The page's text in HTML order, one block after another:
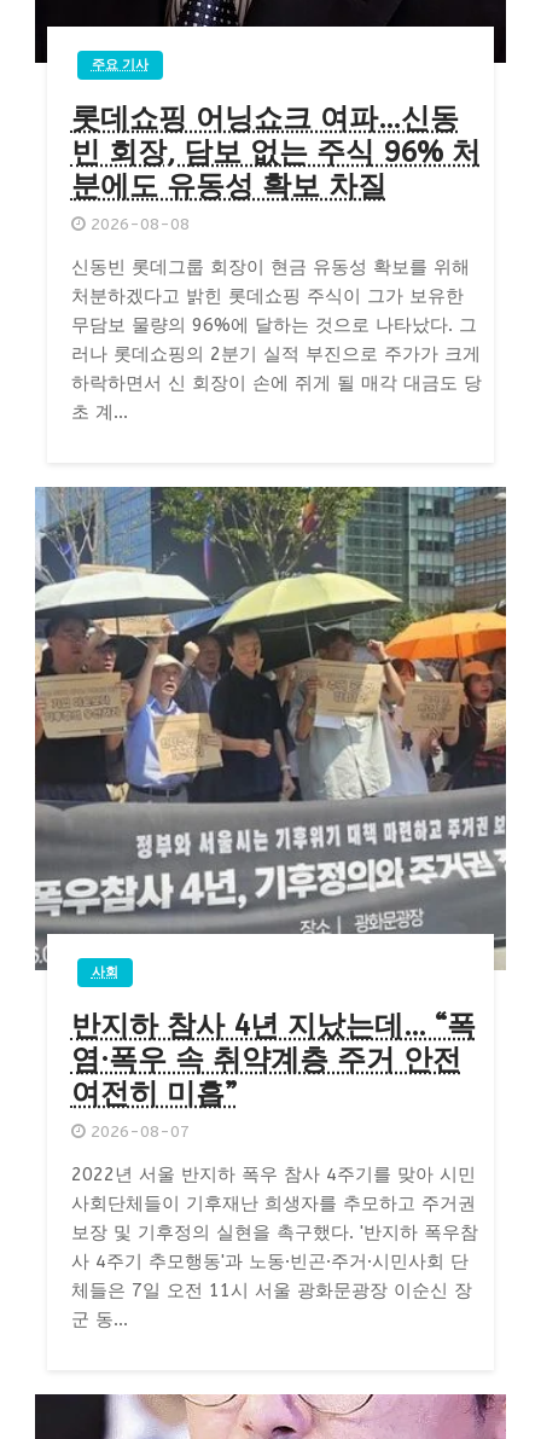
주요 기사
롯데쇼핑 어닝쇼크 여파…신동
빈 회장, 담보 없는 주식 96% 처
분에도 유동성 확보 차질
2026-08-08
신동빈 롯데그룹 회장이 현금 유동성 확보를 위해
처분하겠다고 밝힌 롯데쇼핑 주식이 그가 보유한
무담보 물량의 96%에 달하는 것으로 나타났다. 그
러나 롯데쇼핑의 2분기 실적 부진으로 주가가 크게
하락하면서 신 회장이 손에 쥐게 될 매각 대금도 당
초 계...
사회
반지하 참사 4년 지났는데… “폭
염·폭우 속 취약계층 주거 안전
여전히 미흡”
2026-08-07
2022년 서울 반지하 폭우 참사 4주기를 맞아 시민
사회단체들이 기후재난 희생자를 추모하고 주거권
보장 및 기후정의 실현을 촉구했다. '반지하 폭우참
사 4주기 추모행동'과 노동·빈곤·주거·시민사회 단
체들은 7일 오전 11시 서울 광화문광장 이순신 장
군 동...